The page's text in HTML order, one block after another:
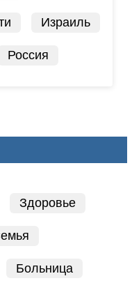
Израиль
Россия
Здоровье
Больница